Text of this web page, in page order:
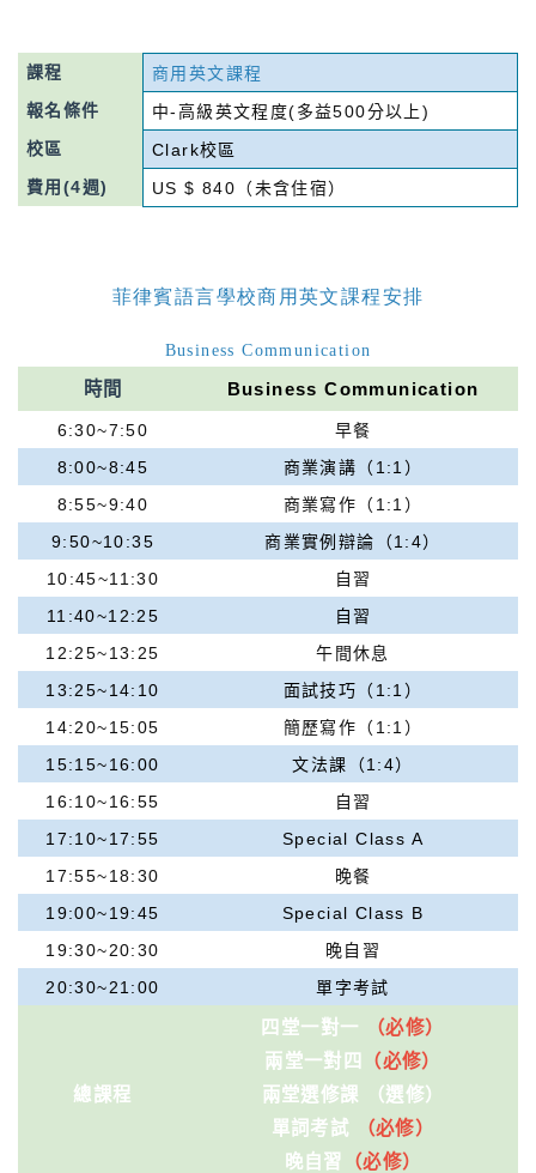
課程
商用英文課程
報名條件
中-高級英文程度(多益500分以上)
校區
Clark校區
費用(4週)
US $ 840（未含住宿）
菲律賓語言學校商用英文課程安排
Business Communication
時間 Business Communication
6:30~7:50
早餐
8:00~8:45
商業演講（1:1）
8:55~9:40
商業寫作（1:1）
9:50~10:35
商業實例辯論（1:4）
10:45~11:30
自習
11:40~12:25
自習
12:25~13:25
午間休息
13:25~14:10
面試技巧（1:1）
14:20~15:05
簡歷寫作（1:1）
15:15~16:00
文法課（1:4）
16:10~16:55
自習
17:10~17:55
Special Class A
17:55~18:30
晚餐
19:00~19:45
Special Class B
19:30~20:30
晚自習
20:30~21:00
單字考試
總課程
四堂一對一
（必修）
兩堂一對四
（必修）
兩堂選修課 （選修）
單詞考試
（必修）
晚自習
（必修）